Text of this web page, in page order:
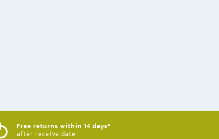
Free returns within 14 days*
after receive date